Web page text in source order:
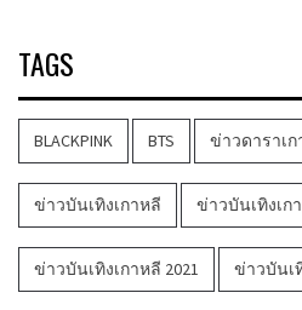
TAGS
BLACKPINK BTS ข่าวดาราเก
ข่าวบันเทิงเกาหลี ข่าวบันเทิงเก
ข่าวบันเทิงเกาหลี 2021 ข่าวบันเ